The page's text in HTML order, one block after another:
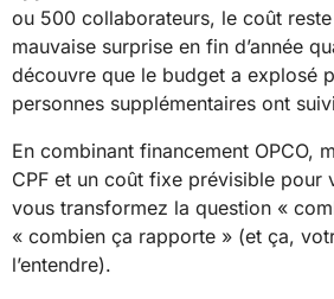
ou 500 collaborateurs, le coût
mauvaise surprise en fin d’année
découvre que le budget a explosé
personnes supplémentaires ont
En combinant financement OPCO,
CPF et un coût fixe prévisible pour
vous transformez la question «
« combien ça rapporte » (et ça,
l’entendre).